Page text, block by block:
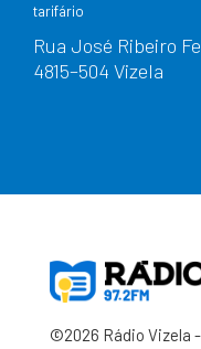
tarifário
Rua José Ribeiro
4815–504 Vizela
©2026 Rádio Vizela